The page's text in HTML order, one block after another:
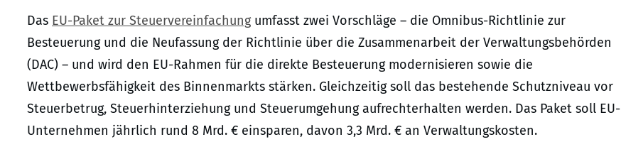
Das EU-Paket zur Steuervereinfachungumfasst zwei Vorschläge – die Omnibus-Richtlinie zur
Besteuerung und die Neufassung der Richtlinie über die Zusammenarbeit der Verwaltungsbehörden
(DAC) – und wird den EU-Rahmen für die direkte Besteuerung modernisieren sowie die
Wettbewerbsfähigkeit des Binnenmarkts stärken. Gleichzeitig soll das bestehende Schutzniveau vor
Steuerbetrug, Steuerhinterziehung und Steuerumgehung aufrechterhalten werden. Das Paket soll EU-
Unternehmen jährlich rund 8 Mrd. € einsparen, davon 3,3 Mrd. € an Verwaltungskosten.